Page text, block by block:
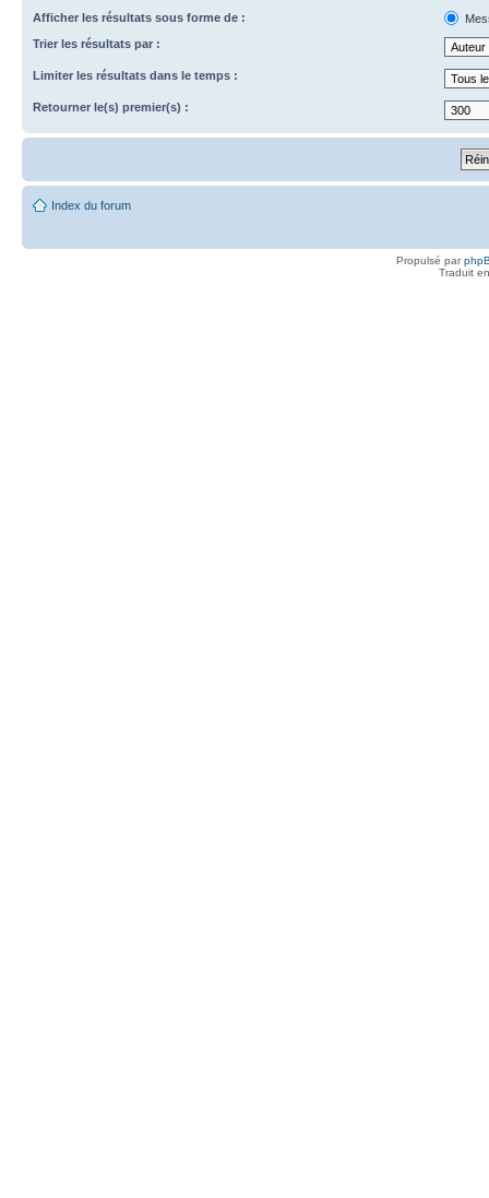
Afficher les résultats sous forme de :
Trier les résultats par :
Limiter les résultats dans le temps :
Retourner le(s) premier(s) :
Index du forum
Propulsé par
Traduit